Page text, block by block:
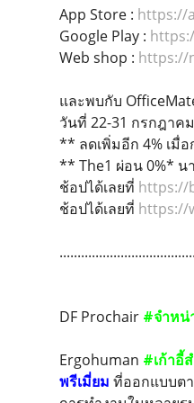
App Store : https://
Google Play :
Web shop : https://
และพบกับ
วันที่ 22-31 กรกฎาค
** ลดเพิ่มอีก 4% เมื่
** The1 ผ่อน 0%* น
ช้อปได้เลยที่ https://
ช้อปได้เลยที่ https://
DF Prochair #จำหน่
Ergohuman #เก้าอี้
พรีเมี่ยม ที่ออกแบบต